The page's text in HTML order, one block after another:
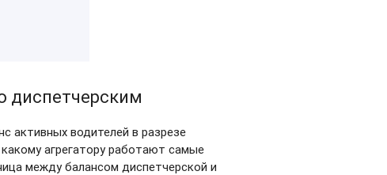
диспетчерским
активных водителей в разрезе
агрегатору работают самые
между балансом диспетчерской и